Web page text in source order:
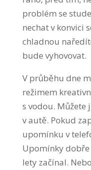
problém se
nechat v konvici
chladnou
bude vyhovovat.
V průběhu dne
režimem
s vodou. Můžete
v autě. Pokud
upomínku v
Upomínky
lety začínal.